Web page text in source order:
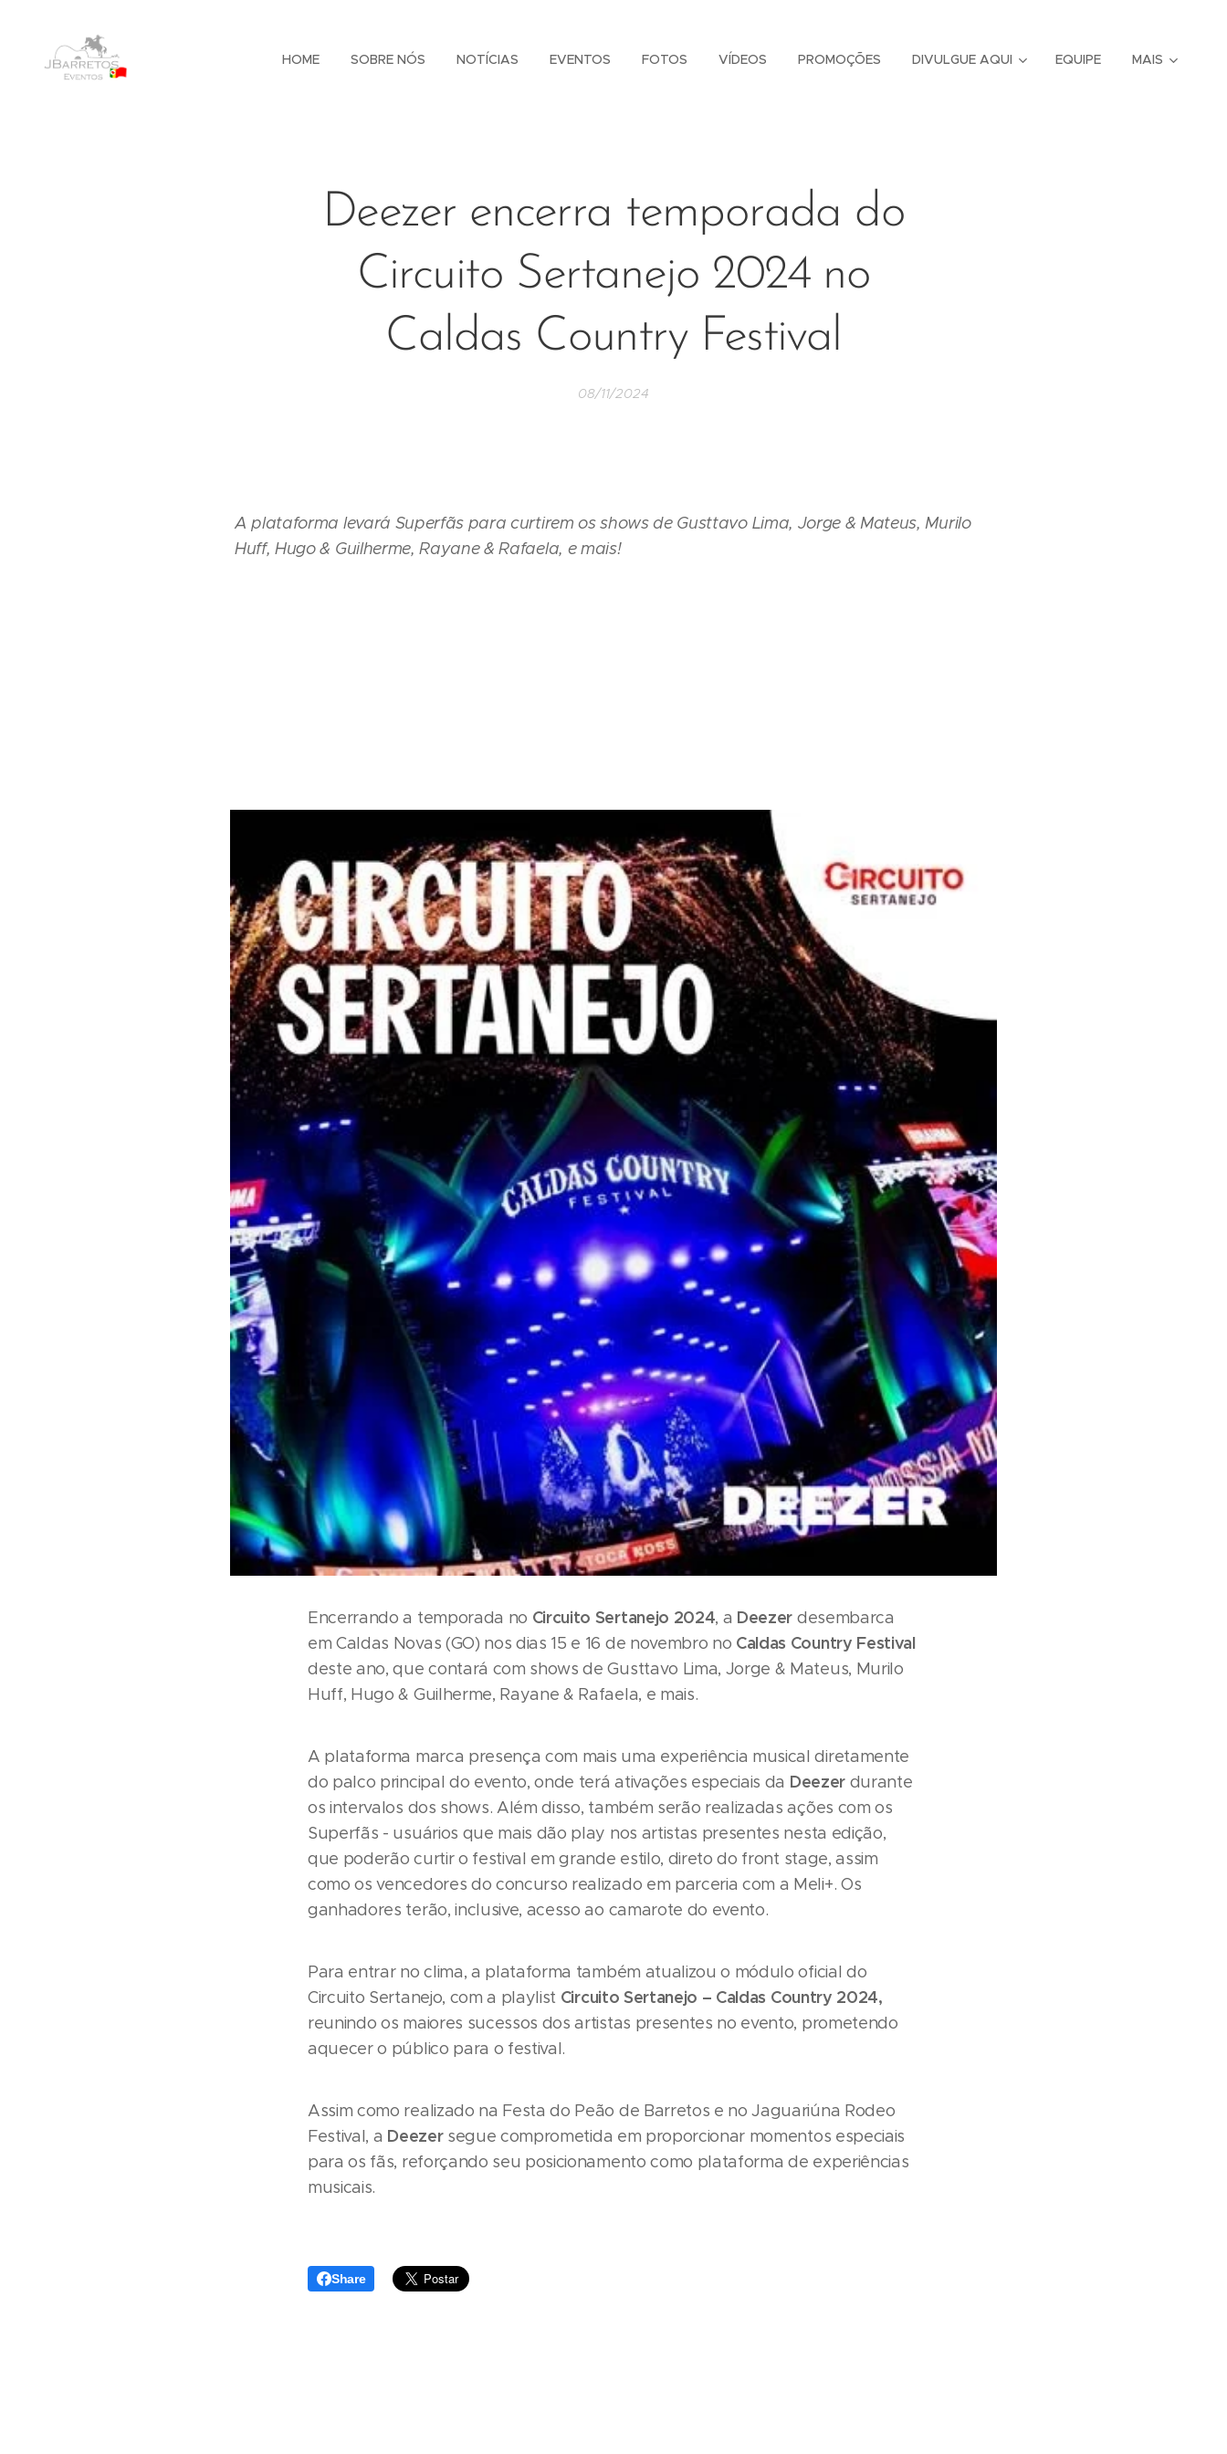
HOME SOBRE NÓS NOTÍCIAS EVENTOS FOTOS VÍDEOS PROMOÇÕES DIVULGUE AQUI EQUIPE MAIS
Deezer encerra temporada do
Circuito Sertanejo 2024 no
Caldas Country Festival
08/11/2024
A plataforma levará Superfãs para curtirem os shows de Gusttavo Lima, Jorge & Mateus, Murilo
Huff, Hugo & Guilherme, Rayane & Rafaela, e mais!
Encerrando a temporada no Circuito Sertanejo 2024, a Deezer desembarca
em Caldas Novas (GO) nos dias 15 e 16 de novembro no Caldas Country Festival
deste ano, que contará com shows de Gusttavo Lima, Jorge & Mateus, Murilo
Huff, Hugo & Guilherme, Rayane & Rafaela, e mais.
A plataforma marca presença com mais uma experiência musical diretamente
do palco principal do evento, onde terá ativações especiais da Deezerdurante
os intervalos dos shows. Além disso, também serão realizadas ações com os
Superfãs - usuários que mais dão play nos artistas presentes nesta edição,
que poderão curtir o festival em grande estilo, direto do front stage, assim
como os vencedores do concurso realizado em parceria com a Meli+. Os
ganhadores terão, inclusive, acesso ao camarote do evento.
Para entrar no clima, a plataforma também atualizou o módulo oficial do
Circuito Sertanejo, com a playlist Circuito Sertanejo – Caldas Country 2024,
reunindo os maiores sucessos dos artistas presentes no evento, prometendo
aquecer o público para o festival.
Assim como realizado na Festa do Peão de Barretos e no Jaguariúna Rodeo
Festival, a Deezersegue comprometida em proporcionar momentos especiais
para os fãs, reforçando seu posicionamento como plataforma de experiências
musicais.
Share